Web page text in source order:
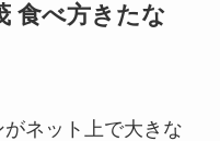
食べ方きたな
ネット上で大きな